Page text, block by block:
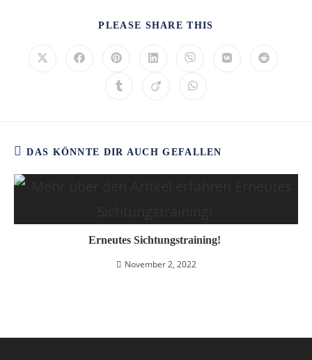
PLEASE SHARE THIS
DAS KÖNNTE DIR AUCH GEFALLEN
Erneutes Sichtungstraining!
November 2, 2022